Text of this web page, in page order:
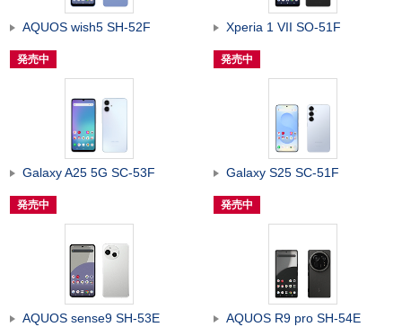
AQUOS wish5 SH-52F
発売中
Xperia 1 VII SO-51F
発売中
Galaxy A25 5G SC-53F
発売中
Galaxy S25 SC-51F
発売中
AQUOS sense9 SH-53E AQUOS R9 pro SH-54E